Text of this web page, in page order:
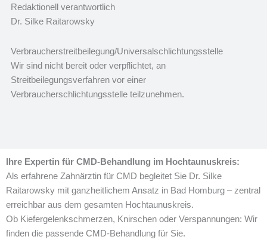
Redaktionell verantwortlich
Dr. Silke Raitarowsky
Verbraucher­streit­beilegung/Universal­schlichtungs­stelle
Wir sind nicht bereit oder verpflichtet, an
Streitbeilegungsverfahren vor einer
Verbraucherschlichtungsstelle teilzunehmen.
Ihre Expertin für CMD-Behandlung im Hochtaunuskreis:
Als erfahrene Zahnärztin für CMD begleitet Sie Dr. Silke
Raitarowsky mit ganzheitlichem Ansatz in Bad Homburg – zentral
erreichbar aus dem gesamten Hochtaunuskreis.
Ob Kiefergelenkschmerzen, Knirschen oder Verspannungen: Wir
finden die passende CMD-Behandlung für Sie.